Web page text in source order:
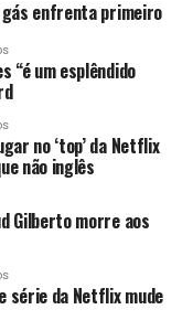
gás enfrenta primeiro
“é um esplêndido
no ‘top’ da Netflix
não inglês
Gilberto morre aos
série da Netflix mude